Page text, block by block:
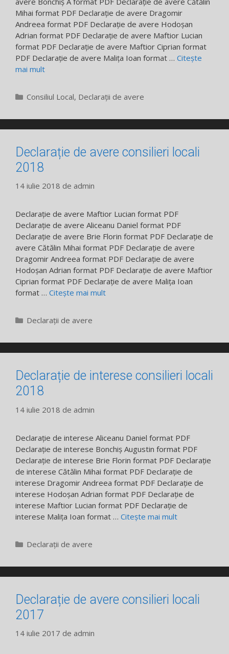
Mihai format PDF Declarație de avere Dragomir
Andreea format PDF Declarație de avere Hodoșan
Adrian format PDF Declarație de avere Maftior Lucian
format PDF Declarație de avere Maftior Ciprian format
PDF Declarație de avere Malița Ioan format … Citește
mai mult
Categorii
Consiliul Local, Declarații de avere
Declarație de avere consilieri locali
2018
14 iulie 2018 de admin
Declarație de avere Maftior Lucian format PDF
Declarație de avere Aliceanu Daniel format PDF
Declarație de avere Brie Florin format PDF Declarație de
avere Cătălin Mihai format PDF Declarație de avere
Dragomir Andreea format PDF Declarație de avere
Hodoșan Adrian format PDF Declarație de avere Maftior
Ciprian format PDF Declarație de avere Malița Ioan
format … Citește mai mult
Categorii
Declarații de avere
Declarație de interese consilieri locali
2018
14 iulie 2018 de admin
Declarație de interese Aliceanu Daniel format PDF
Declarație de interese Bonchiș Augustin format PDF
Declarație de interese Brie Florin format PDF Declarație
de interese Cătălin Mihai format PDF Declarație de
interese Dragomir Andreea format PDF Declarație de
interese Hodoșan Adrian format PDF Declarație de
interese Maftior Lucian format PDF Declarație de
interese Malița Ioan format … Citește mai mult
Categorii
Declarații de avere
Declarație de avere consilieri locali
2017
14 iulie 2017 de admin